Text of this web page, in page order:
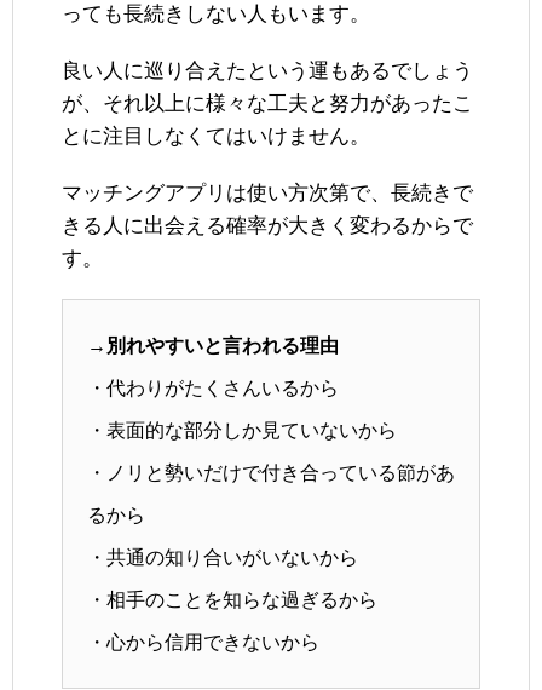
っても長続きしない人もいます。
良い人に巡り合えたという運もあるでしょう
が、それ以上に様々な工夫と努力があったこ
とに注目しなくてはいけません。
マッチングアプリは使い方次第で、長続きで
きる人に出会える確率が大きく変わるからで
す。
→別れやすいと言われる理由
・代わりがたくさんいるから
・表面的な部分しか見ていないから
・ノリと勢いだけで付き合っている節があ
るから
・共通の知り合いがいないから
・相手のことを知らな過ぎるから
・心から信用できないから